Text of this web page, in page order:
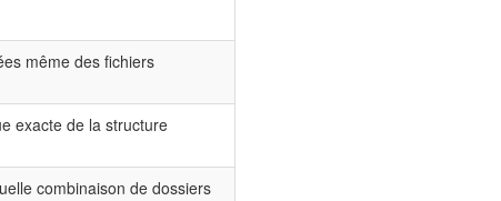
même des fichiers
exacte de la structure
combinaison de dossiers